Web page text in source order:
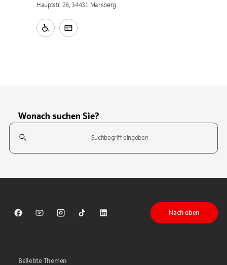
Hauptstr. 28, 34431 Marsberg
Wonach suchen Sie?
Suchfeld
Sparkasse auf Facebook
Sparkasse auf Youtube
Sparkasse auf Instagram
Sparkasse auf TikTok
Sparkasse auf LinkedIn
Nach oben
Beliebte Themen